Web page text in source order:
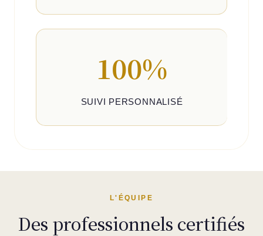
100%
SUIVI PERSONNALISÉ
L'ÉQUIPE
Des professionnels certifiés